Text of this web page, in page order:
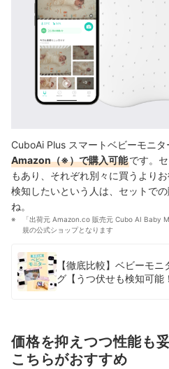
CuboAi Plus スマートベビーモニタ
Amazon（※）で購入可能です。
もあり、それぞれ別々に買うより
検知したいという人は、セットで
ね。
「出荷元 Amazon.co 販売元 Cubo AI Baby
規の公式ショップとなります
【徹底比較】ベビーモ
グ【うつ伏せも検知可能
価格を抑えつつ性能も
こちらがおすすめ